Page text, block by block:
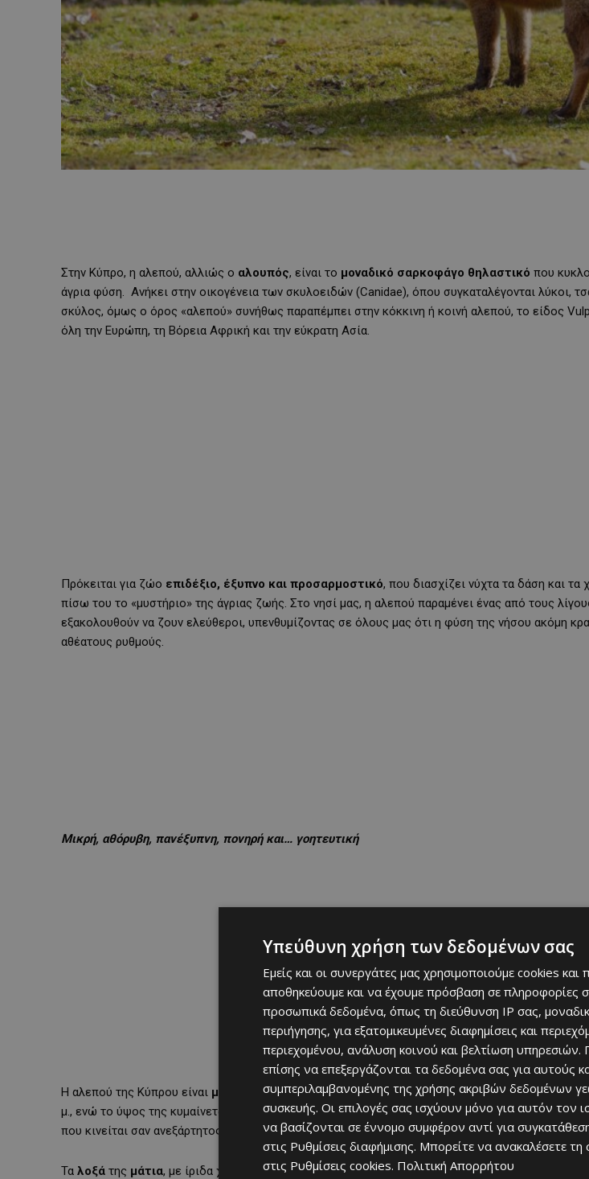
Στην Κύπρο, η αλεπού, αλλιώς ο αλουπός, είναι το μοναδικό σαρκοφάγο θηλαστικό που
άγρια φύση. Ανήκει στην οικογένεια των σκυλοειδών (Canidae), όπου συγκαταλέγονται λύκοι,
σκύλος, όμως ο όρος «αλεπού» συνήθως παραπέμπει στην κόκκινη ή κοινή αλεπού, το είδος
όλη την Ευρώπη, τη Βόρεια Αφρική και την εύκρατη Ασία.
Πρόκειται για ζώο επιδέξιο, έξυπνο και προσαρμοστικό, που διασχίζει νύχτα τα δάση και
πίσω του το «μυστήριο» της άγριας ζωής. Στο νησί μας, η αλεπού παραμένει ένας από τους
εξακολουθούν να ζουν ελεύθεροι, υπενθυμίζοντας σε όλους μας ότι η φύση της νήσου ακόμη
αθέατους ρυθμούς.
Μικρή, αθόρυβη, πανέξυπνη, πονηρή και… γοητευτική
Η αλεπού της Κύπρου είναι μικρή κομψήκαι… κάπωςαθόρυβη. Το σώμα της, μαζί με την ουρά,
μ., ενώ το ύψος της κυμαίνεται στα 30-40 εκ. Ξεχωρίζει αμέσως για την εντυπωσιακή, μακριά
που κινείται σαν ανεξάρτητος χορευτής πίσω της.
Τα λοξά της μάτια, με ίριδα χρώματος κίτρινου ή υπόξανθου, παρακολουθούν αδιάκοπα το
Υπεύθυνη χρήση των δεδομένων σας
Εμείς και οι συνεργάτες μας χρησιμοποιούμε cookies και
αποθηκεύουμε και να έχουμε πρόσβαση σε πληροφορίες
προσωπικά δεδομένα, όπως τη διεύθυνση IP σας,
περιήγησης, για εξατομικευμένες διαφημίσεις και
περιεχομένου, ανάλυση κοινού και βελτίωση υπηρεσιών.
επίσης να επεξεργάζονται τα δεδομένα σας για αυτούς
συμπεριλαμβανομένης της χρήσης ακριβών δεδομένων
συσκευής. Οι επιλογές σας ισχύουν μόνο για αυτόν τον
να βασίζονται σε έννομο συμφέρον αντί για
στις Ρυθμίσεις διαφήμισης. Μπορείτε να ανακαλέσετε
στις Ρυθμίσεις cookies. Πολιτική Απορρήτου